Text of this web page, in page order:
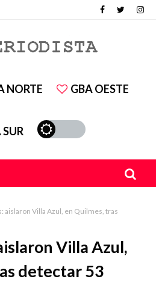
NORTE GBA OESTE
SUR
aislaron Villa Azul, en Quilmes, tras
Villa Azul,
detectar 53